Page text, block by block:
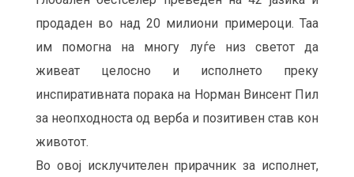
продаден во над 20 милиони примероци. Таа
им помогна на многу луѓе низ светот да
живеат целосно и исполнето преку
инспиративната порака на Норман Винсент Пил
за неопходноста од верба и позитивен став кон
животот.
Во овој исклучителен прирачник за исполнет,